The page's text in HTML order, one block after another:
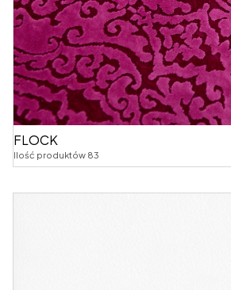
FLOCK
Ilość produktów 83